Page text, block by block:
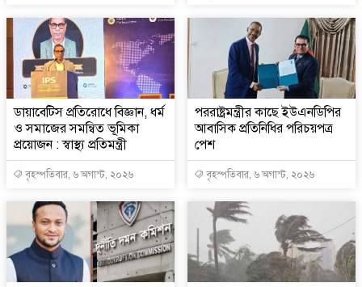
ডায়াবেটিস প্রতিরোধে বিজ্ঞান, ধর্ম
ও সমাজের সমন্বিত ভূমিকা
প্রয়োজন : স্বাস্থ্য প্রতিমন্ত্রী
বৃহস্পতিবার, ৬ অগাস্ট, ২০২৬
পররাষ্ট্রমন্ত্রীর কা‌ছে ইউএনডিপির
আবাসিক প্রতিনিধির পরিচয়পত্র
পেশ
বৃহস্পতিবার, ৬ অগাস্ট, ২০২৬